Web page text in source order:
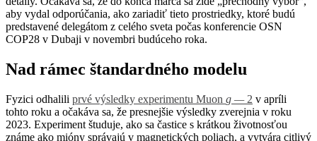
aby vydal odporúčania, ako zariadiť tieto prostriedky, ktoré budú
predstavené delegátom z celého sveta počas konferencie OSN
COP28 v Dubaji v novembri budúceho roka.
Nad rámec štandardného modelu
Fyzici odhalili prvé výsledky experimentu Muon g —2 v apríli
tohto roku a očakáva sa, že presnejšie výsledky zverejnia v roku
2023. Experiment študuje, ako sa častice s krátkou životnosťou
známe ako mióny správajú v magnetických poliach, a vytvára citlivý